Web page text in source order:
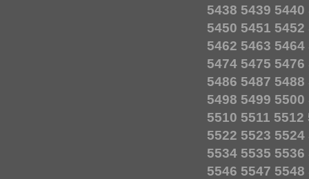
5438 5439 5440
5450 5451 5452
5462 5463 5464
5474 5475 5476
5486 5487 5488
5498 5499 5500
5510 5511 5512
5522 5523 5524
5534 5535 5536
5546 5547 5548